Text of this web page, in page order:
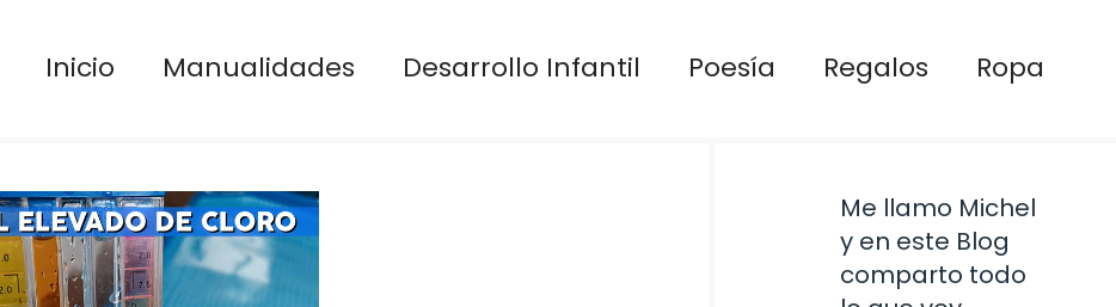
Inicio Manualidades Desarrollo Infantil Poesía Regalos Ropa
Me llamo Michel
y en este Blog
comparto todo